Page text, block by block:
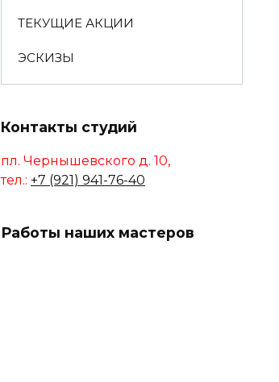
ТЕКУЩИЕ АКЦИИ
ЭСКИЗЫ
Контакты студий
пл. Чернышевского д. 10,
тел.: +7 (921) 941-76-40
Работы наших мастеров